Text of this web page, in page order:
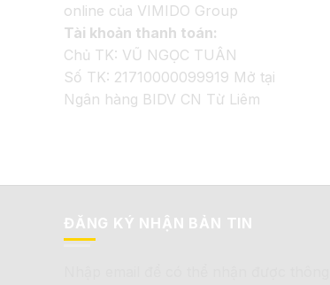
online của VIMIDO Group
Tài khoản thanh toán:
Chủ TK: VŨ NGỌC TUÂN
Số TK: 21710000099919 Mở tại
Ngân hàng BIDV CN Từ Liêm
ĐĂNG KÝ NHẬN BẢN TIN